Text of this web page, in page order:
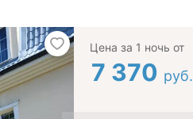
Цена за 1 ночь от
7 370 руб.